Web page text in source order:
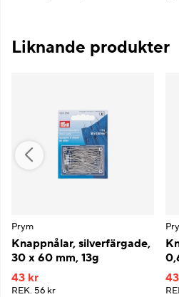
Liknande produkter
Prym
Knappnålar, silverfärgade,
30 x 60 mm, 13g
43 kr
REK. 56 kr